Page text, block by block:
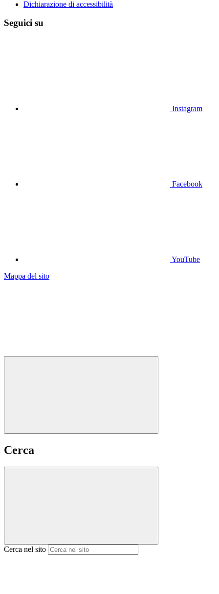
Dichiarazione di accessibilità
Seguici su
Instagram
Facebook
YouTube
Mappa del sito
Cerca
Cerca nel sito